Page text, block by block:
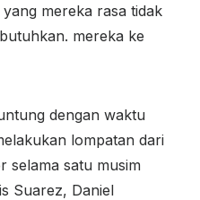
mereka rasa tidak
mereka ke
dengan waktu
lompatan dari
selama satu musim
Suarez, Daniel